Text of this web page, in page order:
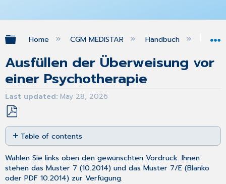
Expand/collapse global hierarchy
Home CGM MEDISTAR Handbuch
Ausfüllen der Überweisung vor
einer Psychotherapie
Last updated May 28, 2026
Save
as
PDF
Table of contents
No
headers
Wählen Sie links oben den gewünschten Vordruck. Ihnen
stehen das Muster 7 (10.2014) und das Muster 7/E (Blanko
oder PDF 10.2014) zur Verfügung.